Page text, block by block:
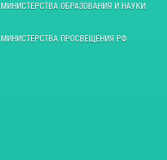
ОБРАЗОВАНИЯ И НАУКИ
ПРОСВЕЩЕНИЯ РФ